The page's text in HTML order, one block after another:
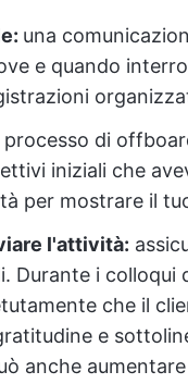
una
e quando
processo di
iniziali che
per mostrare il
l'attività:
Durante i
che il
e
anche